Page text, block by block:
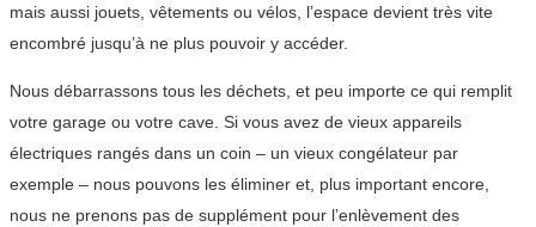
mais aussi jouets, vêtements ou vélos, l’espace devient très vite
encombré jusqu’à ne plus pouvoir y accéder.
Nous débarrassons tous les déchets, et peu importe ce qui remplit
votre garage ou votre cave. Si vous avez de vieux appareils
électriques rangés dans un coin – un vieux congélateur par
exemple – nous pouvons les éliminer et, plus important encore,
nous ne prenons pas de supplément pour l’enlèvement des